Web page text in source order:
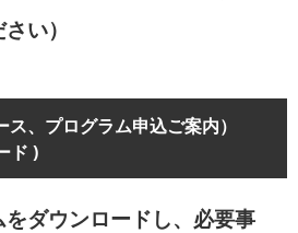
い）
、プログラム申込ご案内）
ド )
をダウンロードし、必要事